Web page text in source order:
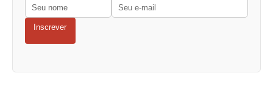
Inscrever